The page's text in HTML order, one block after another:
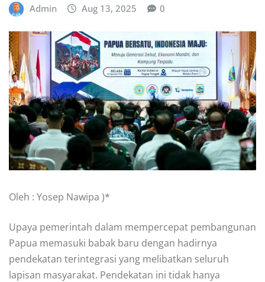
Admin Aug 13, 2025 0
Oleh : Yosep Nawipa )*
Upaya pemerintah dalam mempercepat pembangunan
Papua memasuki babak baru dengan hadirnya
pendekatan terintegrasi yang melibatkan seluruh
lapisan masyarakat. Pendekatan ini tidak hanya